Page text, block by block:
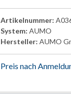
Artikelnummer:
System: AUMO
Hersteller: AUMO
Preis nach